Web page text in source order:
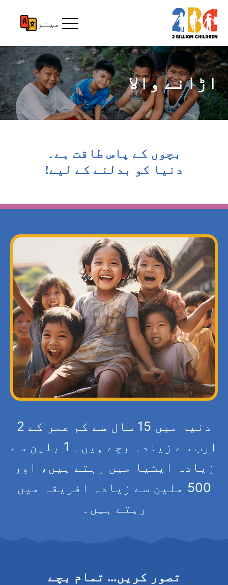
مینو
اڑانے والا
بچوں کے پاس طاقت ہے۔
دنیا کو بدلنے کے لیے!
دنیا میں 15 سال سے کم عمر کے 2
ارب سے زیادہ بچے ہیں۔ 1 بلین سے
زیادہ ایشیا میں رہتے ہیں، اور
500 ملین سے زیادہ افریقہ میں
رہتے ہیں۔
تصور کریں... تمام بچے